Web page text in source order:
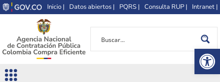
Inicio | Datos abiertos | PQRS | Consulta RUP | Intranet |